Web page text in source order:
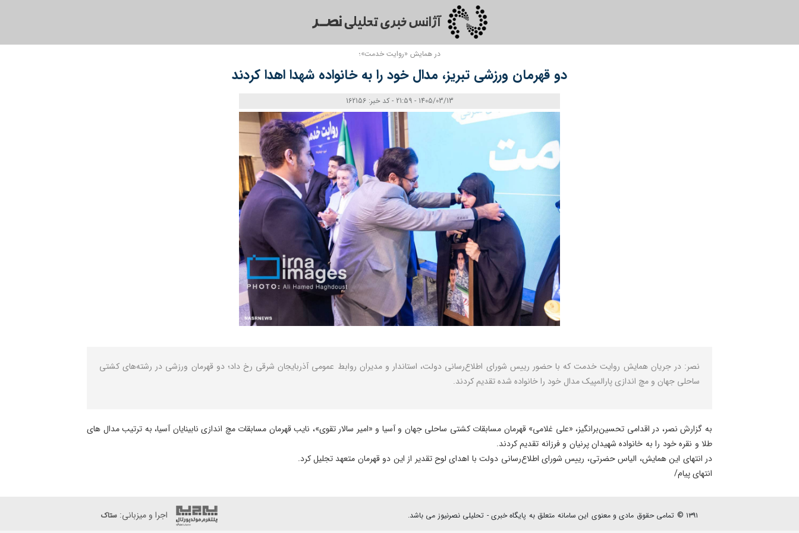
در همایش «روایت خدمت»؛
دو قهرمان ورزشی تبریز، مدال خود را به خانواده شهدا اهدا کردند
1405/03/13 - 21:59 - کد خبر: 162156
نصر: در جریان همایش روایت خدمت که با حضور رییس شورای اطلاع‌رسانی دولت، استاندار و مدیران روابط عمومی آذربایجان شرقی رخ داد؛ دو قهرمان ورزشی در رشته‌های کشتی
ساحلی جهان و مچ اندازی پارالمپیک مدال خود را خانواده شده تقدیم کردند.
به گزارش نصر، در اقدامی تحسین‌برانگیز، «علی غلامی» قهرمان مسابقات کشتی ساحلی جهان و آسیا و «امیر سالار تقوی»، نایب قهرمان مسابقات مچ اندازی نابینایان آسیا، به ترتیب مدال های
طلا و نقره خود را به خانواده شهیدان پرنیان و فرزانه تقدیم کردند.
در انتهای این همایش، الیاس حضرتی، رییس شورای اطلاع‌رسانی دولت با اهدای لوح تقدیر از این دو قهرمان متعهد تجلیل کرد.
انتهای پیام/
۱۳۹۱ © تمامی حقوق مادی و معنوی این سامانه متعلق به پایگاه خبری - تحلیلی نصرنیوز می باشد. اجرا و میزبانی:ستاک